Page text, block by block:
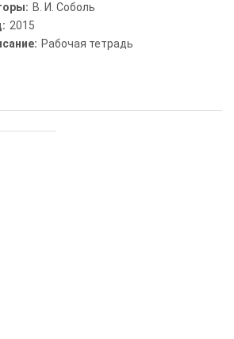
В. И. Соболь
2015
Рабочая тетрадь